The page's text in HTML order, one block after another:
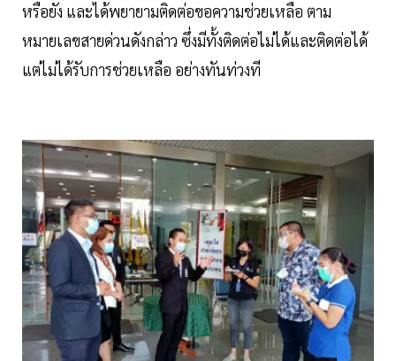
หรือยัง และได้พยายามติดต่อขอความช่วยเหลือ ตาม
หมายเลขสายด่วนดังกล่าว ซึ่งมีทั้งติดต่อไม่ได้และติดต่อได้
แต่ไม่ได้รับการช่วยเหลือ อย่างทันท่วงที